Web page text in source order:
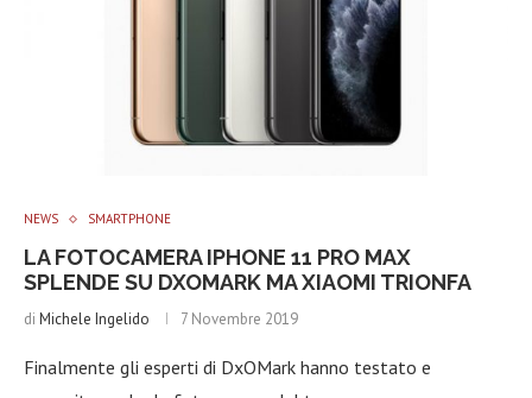
NEWS SMARTPHONE
LA FOTOCAMERA IPHONE 11 PRO MAX
SPLENDE SU DXOMARK MA XIAOMI TRIONFA
di Michele Ingelido 7 Novembre 2019
Finalmente gli esperti di DxOMark hanno testato e